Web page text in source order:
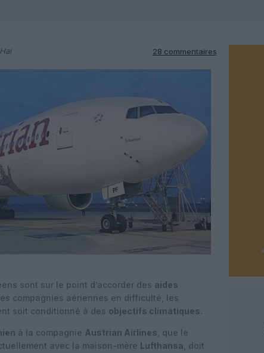
28 commentaires
sont sur le point d’accorder des aides
compagnies aériennes en difficulté, les
soit conditionné à des objectifs climatiques.
à la compagnie Austrian Airlines , que le
avec la maison-mère Lufthansa , doit